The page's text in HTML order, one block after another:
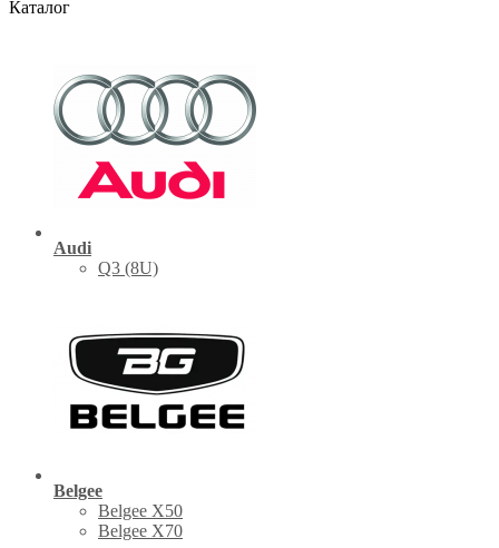
Каталог
Audi
Q3 (8U)
Belgee
Belgee X50
Belgee X70